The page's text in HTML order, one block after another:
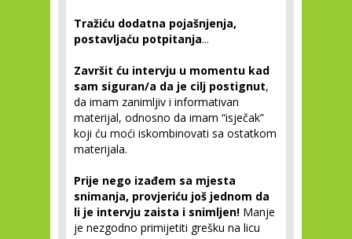
Tražiću dodatna pojašnjenja,
postavljaću potpitanja...
Završit ću intervju u momentu kad
sam siguran/a da je cilj postignut,
da imam zanimljiv i informativan
materijal, odnosno da imam “isječak”
koji ću moći iskombinovati sa ostatkom
materijala.
Prije nego izađem sa mjesta
snimanja, provjeriću još jednom da
li je intervju zaista i snimljen! Manje
je nezgodno primijetiti grešku na licu